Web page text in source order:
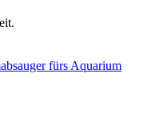
fürs Aquarium